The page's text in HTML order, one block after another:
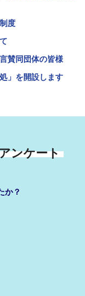
度
賛同団体の皆様
」を開設します
ンケート
か？